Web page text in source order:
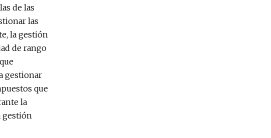
de las
las
la gestión
de rango
gestionar
que
la
gestión